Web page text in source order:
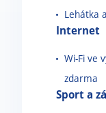
Lehátka
Internet
Wi-Fi ve
zdarma
Sport a